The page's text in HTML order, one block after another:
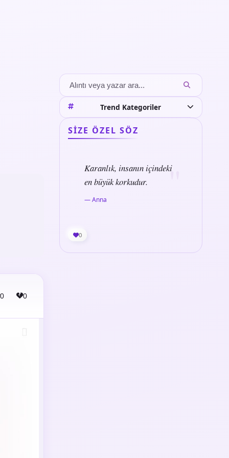
0 0
Trend Kategoriler
SIZE ÖZEL SÖZ
Karanlık, insanın içindeki
en büyük korkudur.
— Anna
0